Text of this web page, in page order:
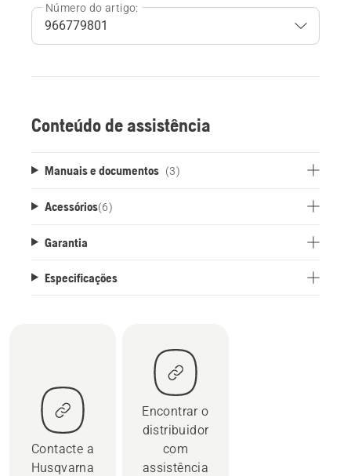
Número do artigo:
Conteúdo de assistência
Manuais e documentos (3)
Acessórios(6)
Garantia
Especificações
Contacte a
Husqvarna
Encontrar o
distribuidor
com
assistência